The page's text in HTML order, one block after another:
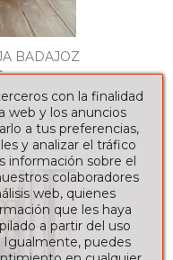
BADAJOZ
con la finalidad
web y los anuncios
a tus preferencias,
y analizar el tráfico
información sobre el
colaboradores
web, quienes
que les haya
a partir del uso
Igualmente, puedes